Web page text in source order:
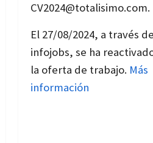
CV2024@totalisimo.com.
El 27/08/2024, a través de
infojobs, se ha
la oferta de trabajo. Más
información